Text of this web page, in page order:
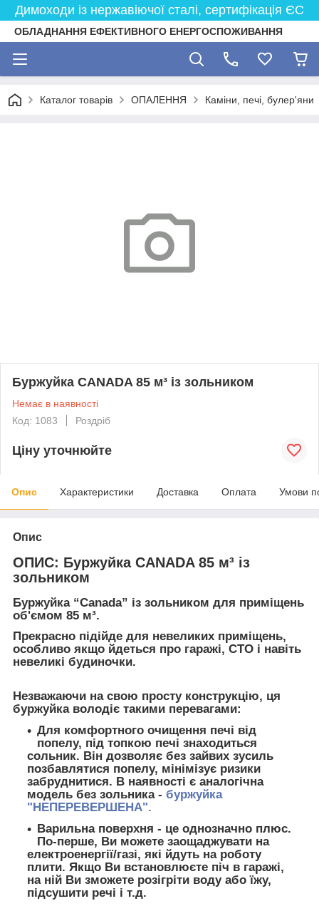
Димоходи із нержавіючої сталі, сертифікація ЄС
ОБЛАДНАННЯ ЕФЕКТИВНОГО ЕНЕРГОСПОЖИВАННЯ
Каталог товарів ОПАЛЕННЯ Каміни, печі, булер'яни
Буржуйка CANADA 85 м³ із зольником
Немає в наявності
Код: 1083
Роздріб
Ціну уточнюйте
Опис Характеристики Доставка Оплата Умови
Опис
ОПИС: Буржуйка CANADA 85 м³ із
зольником
Буржуйка “Canada” із зольником для приміщень
об'ємом 85 м³.
Прекрасно підійде для невеликих приміщень,
особливо якщо йдеться про гаражі, СТО і навіть
невеликі будиночки.
Незважаючи на свою просту конструкцію, ця
буржуйка володіє такими перевагами:
Для комфортного очищення печі від
попелу, під топкою печі знаходиться
сольник. Він дозволяє без зайвих зусиль
позбавлятися попелу, мінімізує ризики
забруднитися. В наявності є аналогічна
модель без зольника - буржуйка
"НЕПЕРЕВЕРШЕНА".
Варильна поверхня - це однозначно плюс.
По-перше, Ви можете заощаджувати на
електроенергії/газі, які йдуть на роботу
плити. Якщо Ви встановлюєте піч в гаражі,
на ній Ви зможете розігріти воду або їжу,
підсушити речі і т.д.